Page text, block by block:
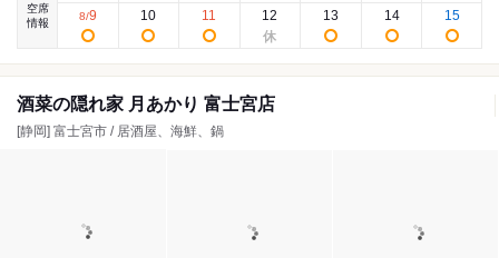
空席
情報
8/9 10 11 12 13 14 15
酒菜の隠れ家 月あかり 富士宮店
[静岡] 富士宮市 / 居酒屋、海鮮、鍋